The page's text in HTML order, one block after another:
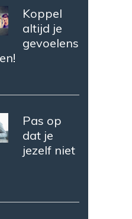
Koppel
altijd je
gevoelens
Pas op
dat je
jezelf niet